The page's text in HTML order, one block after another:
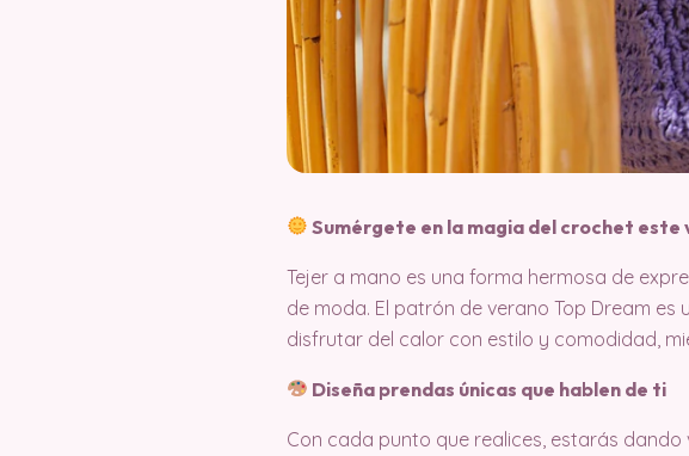
Sumérgete en la magia del crochet este
Tejer a mano es una forma hermosa de
de moda. El patrón de verano Top Dream
disfrutar del calor con estilo y comodidad,
Diseña prendas únicas que hablen de ti
Con cada punto que realices, estarás